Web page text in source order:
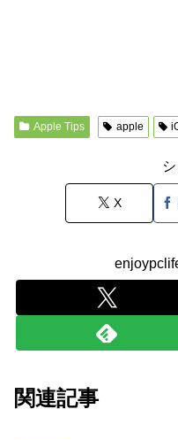
Apple Tips apple
X
関連記事